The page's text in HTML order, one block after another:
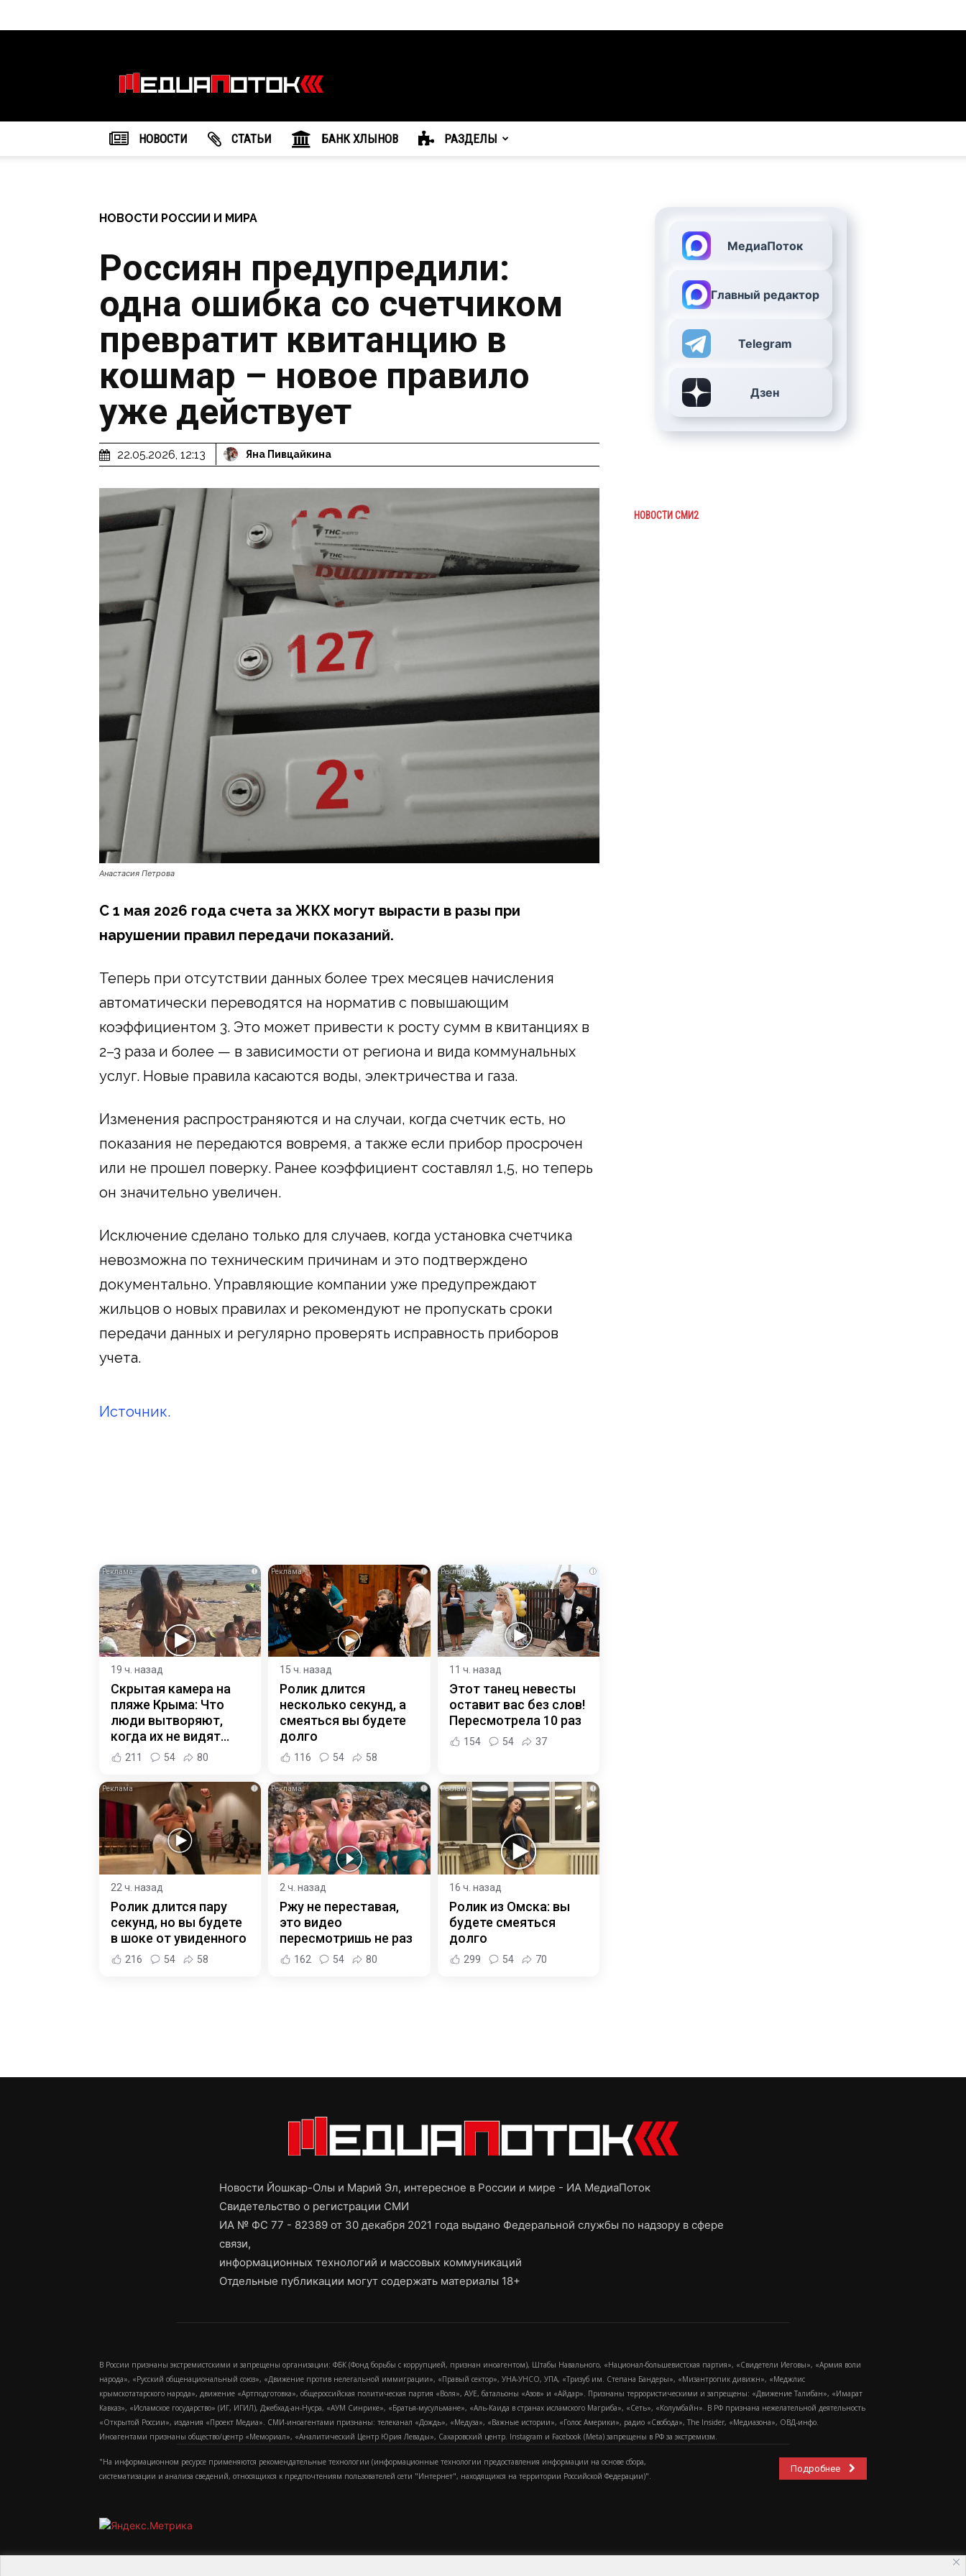
агентство
"МедиаПоток"
НОВОСТИ CТАТЬИ БАНК ХЛЫНОВ РАЗДЕЛЫ
НОВОСТИ РОССИИ И МИРА
Россиян предупредили:
одна ошибка со счетчиком
превратит квитанцию в
кошмар – новое правило
уже действует
22.05.2026, 12:13 Яна Пивцайкина
Анастасия Петрова
С 1 мая 2026 года счета за ЖКХ могут вырасти в разы при
нарушении правил передачи показаний.
Теперь при отсутствии данных более трех месяцев начисления
автоматически переводятся на норматив с повышающим
коэффициентом 3. Это может привести к росту сумм в квитанциях в
2–3 раза и более — в зависимости от региона и вида коммунальных
услуг. Новые правила касаются воды, электричества и газа.
Изменения распространяются и на случаи, когда счетчик есть, но
показания не передаются вовремя, а также если прибор просрочен
или не прошел поверку. Ранее коэффициент составлял 1,5, но теперь
он значительно увеличен.
Исключение сделано только для случаев, когда установка счетчика
невозможна по техническим причинам и это подтверждено
документально. Управляющие компании уже предупреждают
жильцов о новых правилах и рекомендуют не пропускать сроки
передачи данных и регулярно проверять исправность приборов
учета.
Источник.
i
19 ч. назад
Скрытая камера на
пляже Крыма: Что
люди вытворяют,
когда их не видят...
211 54 80
i
15 ч. назад
Ролик длится
несколько секунд, а
смеяться вы будете
долго
116 54 58
i
11 ч. назад
Этот танец невесты
оставит вас без слов!
Пересмотрела 10 раз
154 54 37
i
22 ч. назад
Ролик длится пару
секунд, но вы будете
в шоке от увиденного
216 54 58
i
2 ч. назад
Ржу не переставая,
это видео
пересмотришь не раз
162 54 80
i
16 ч. назад
Ролик из Омска: вы
будете смеяться
долго
299 54 70
МедиаПоток
Главный редактор
Telegram
Дзен
НОВОСТИ СМИ2
Новости Йошкар-Олы и Марий Эл, интересное в России и мире - ИА МедиаПоток
Свидетельство о регистрации СМИ
ИА № ФС 77 - 82389 от 30 декабря 2021 года выдано Федеральной службы по надзору в сфере
связи,
информационных технологий и массовых коммуникаций
Отдельные публикации могут содержать материалы 18+
В России признаны экстремистскими и запрещены организации: ФБК (Фонд борьбы с коррупцией, признан иноагентом), Штабы Навального, «Национал-большевистская партия», «Свидетели Иеговы», «Армия воли
народа», «Русский общенациональный союз», «Движение против нелегальной иммиграции», «Правый сектор», УНА-УНСО, УПА, «Тризуб им. Степана Бандеры», «Мизантропик дивижн», «Меджлис
крымскотатарского народа», движение «Артподготовка», общероссийская политическая партия «Воля», АУЕ, батальоны «Азов» и «Айдар». Признаны террористическими и запрещены: «Движение Талибан», «Имарат
Кавказ», «Исламское государство» (ИГ, ИГИЛ), Джебхад-ан-Нусра, «АУМ Синрике», «Братья-мусульмане», «Аль-Каида в странах исламского Магриба», «Сеть», «Колумбайн». В РФ признана нежелательной деятельность
«Открытой России», издания «Проект Медиа». СМИ-иноагентами признаны: телеканал «Дождь», «Медуза», «Важные истории», «Голос Америки», радио «Свобода», The Insider, «Медиазона», ОВД-инфо.
Иноагентами признаны общество/центр «Мемориал», «Аналитический Центр Юрия Левады», Сахаровский центр. Instagram и Facebook (Metа) запрещены в РФ за экстремизм.
"На информационном ресурсе применяются рекомендательные технологии (информационные технологии предоставления информации на основе сбора,
систематизации и анализа сведений, относящихся к предпочтениям пользователей сети "Интернет", находящихся на территории Российской Федерации)".
Подробнее